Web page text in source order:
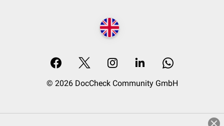
© 2026 DocCheck Community GmbH